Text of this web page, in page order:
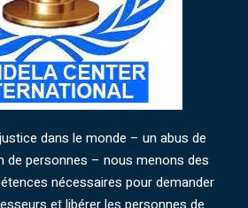
dans le monde – un abus de
de personnes – nous menons des
nécessaires pour demander